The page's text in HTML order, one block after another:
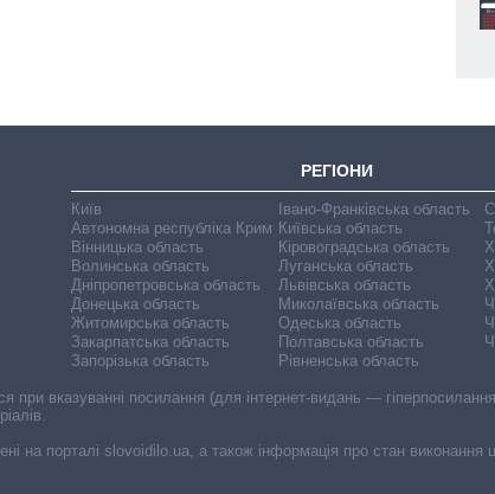
РЕГІОНИ
Київ
Автономна республіка Крим
Вінницька область
Волинська область
Дніпропетровська область
Донецька область
Житомирська область
Закарпатська область
Запорізька область
Івано-Франківська область
Київська область
Кіровоградська область
Луганська область
Львівська область
Миколаївська область
Одеська область
Полтавська область
Рівненська область
при вказуванні посилання (для інтернет-видань —
на порталі slovoidilo.ua, а також інформація про стан